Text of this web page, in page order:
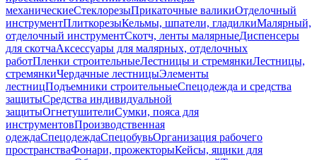
механическиеСтеклорезыПрикаточные валикиОтделочный
инструментПлиткорезыКельмы, шпатели, гладилкиМалярный,
отделочный инструментСкотч, ленты малярныеДиспенсеры
для скотчаАксессуары для малярных, отделочных
работПленки строительныеЛестницы и стремянкиЛестницы,
стремянкиЧердачные лестницыЭлементы
лестницПодъемники строительныеСпецодежда и средства
защитыСредства индивидуальной
защитыОгнетушителиСумки, пояса для
инструментовПроизводственная
одеждаСпецодеждаСпецобувьОрганизация рабочего
пространстваФонари, прожекторыКейсы, ящики для